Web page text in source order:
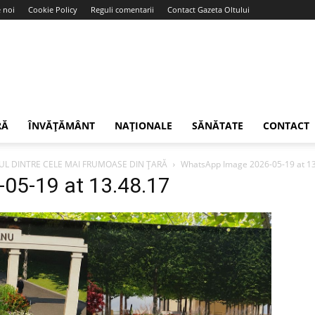
noi Cookie Policy Reguli comentarii Contact Gazeta Oltului
ÎNVĂȚĂMÂNT NAȚIONALE SĂNĂTATE CONTACT
DINTRE CELE MAI FRUMOASE DIN ȚARĂ WhatsApp Image 2026-05-19 at
19 at 13.48.17